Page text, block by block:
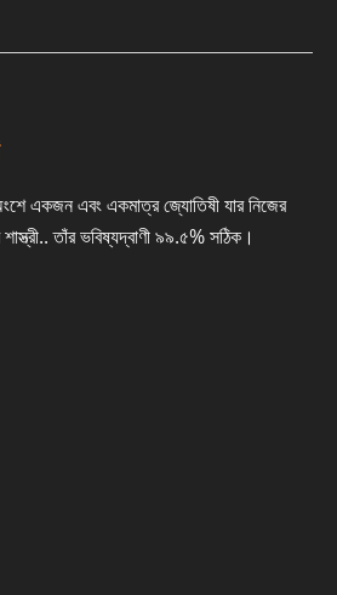
একজন এবং একমাত্র জ্যোতিষী যার নিজের
তাঁর ভবিষ্যদ্বাণী ৯৯.৫% সঠিক।